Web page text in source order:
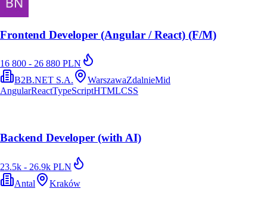
Frontend Developer (Angular / React) (F/M)
16 800 - 26 880 PLN
B2B.NET S.A.
WarszawaZdalnieMid
AngularReactTypeScriptHTMLCSS
Backend Developer (with AI)
23.5k - 26.9k PLN
Antal
Kraków